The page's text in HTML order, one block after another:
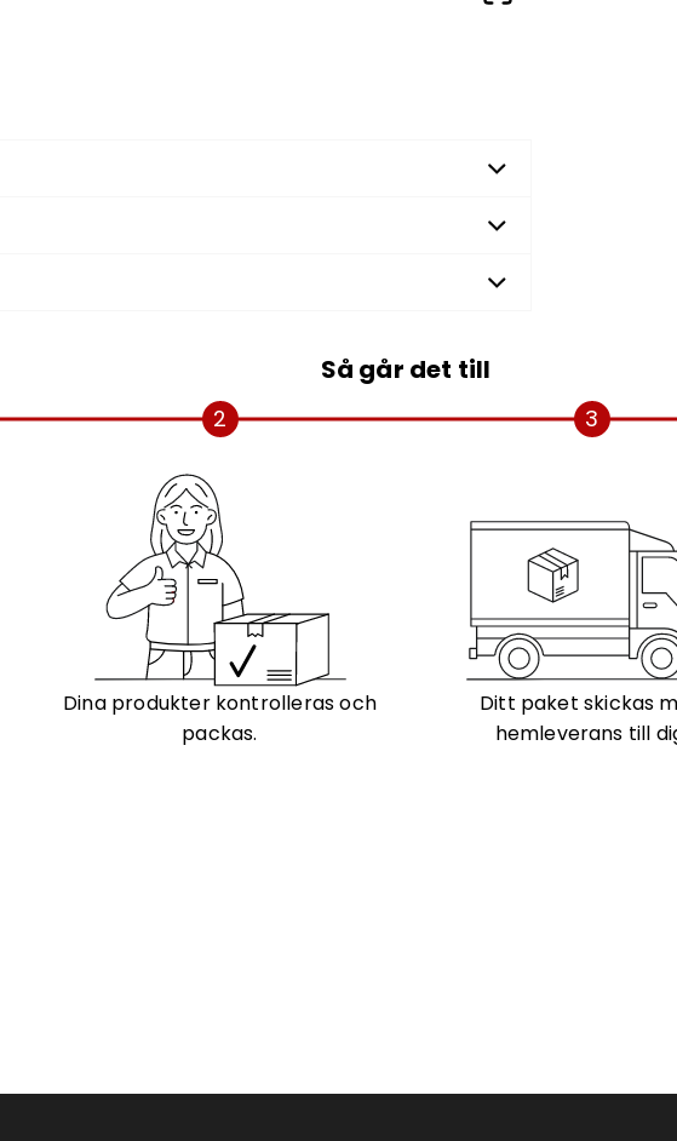
Så går det till
2
Dina produkter kontrolleras och
packas.
3
Ditt paket skickas
hemleverans till